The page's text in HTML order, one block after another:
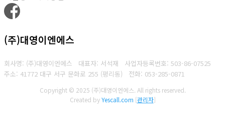
(주)대영이엔에스
회사명: (주)대영이엔에스 대표자: 서석재 사업자등록번호: 503-86-07525
주소: 41772 대구 서구 문화로 255 (평리동) 전화: 053-285-0871
Copyright © 2025 (주)대영이엔에스. All rights reserved.
Created byYescall.com [관리자]